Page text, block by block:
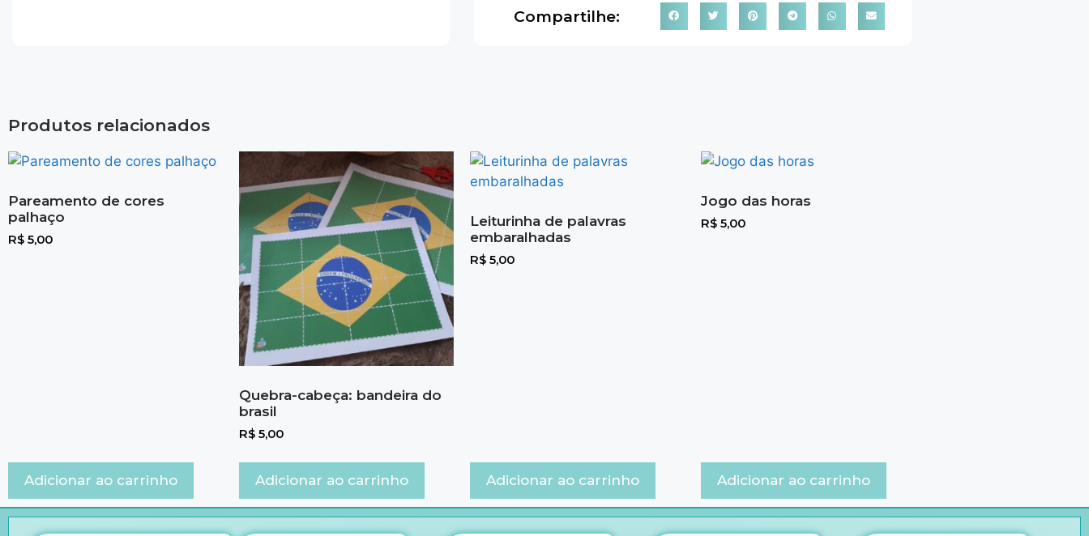
Compartilhe:
Produtos relacionados
Pareamento de cores
palhaço
R$ 5,00
Adicionar ao carrinho
Quebra-cabeça: bandeira do
brasil
R$ 5,00
Adicionar ao carrinho
Leiturinha de palavras
embaralhadas
R$ 5,00
Adicionar ao carrinho
Jogo das horas
R$ 5,00
Adicionar ao carrinho